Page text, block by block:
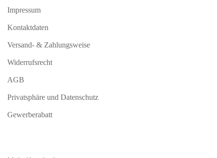
Impressum
Kontaktdaten
Versand- & Zahlungsweise
Widerrufsrecht
AGB
Privatsphäre und Datenschutz
Gewerberabatt